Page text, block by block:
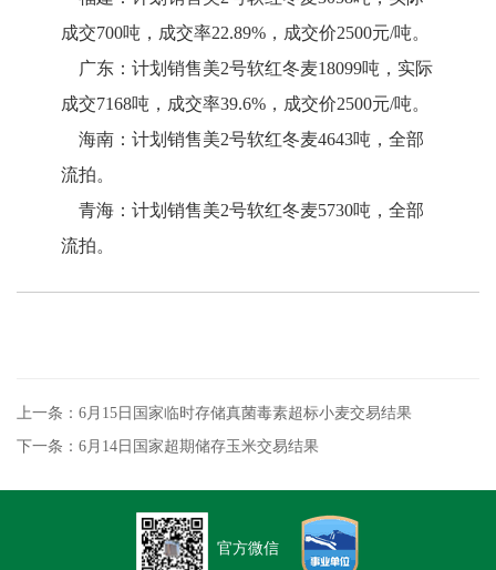
成交700吨，成交率22.89%，成交价2500元/吨。
广东：计划销售美2号软红冬麦18099吨，实际
成交7168吨，成交率39.6%，成交价2500元/吨。
海南：计划销售美2号软红冬麦4643吨，全部
流拍。
青海：计划销售美2号软红冬麦5730吨，全部
流拍。
上一条：6月15日国家临时存储真菌毒素超标小麦交易结果
下一条：6月14日国家超期储存玉米交易结果
官方微信